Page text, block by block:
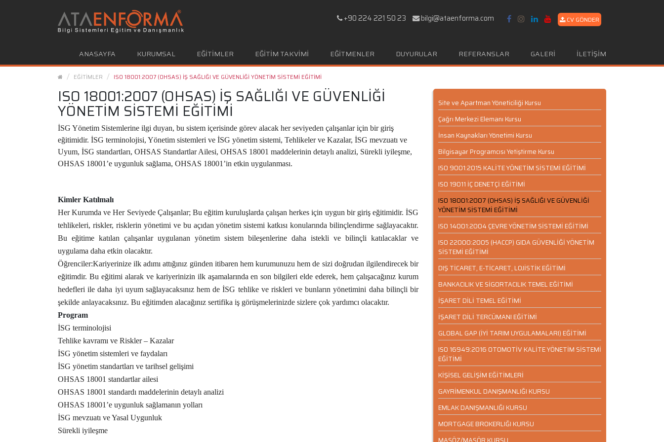
+90 224 221 50 23 bilgi@ataenforma.com CV GÖNDER
ANASAYFA KURUMSAL EĞİTİMLER EĞİTİM TAKVİMİ EĞİTMENLER DUYURULAR REFERANSLAR GALERİ İLETİŞİM
EĞİTİMLER ISO 18001:2007 (OHSAS) İŞ SAĞLIĞI VE GÜVENLİĞİ YÖNETİM SİSTEMİ EĞİTİMİ
ISO 18001:2007 (OHSAS) İŞ SAĞLIĞI VE GÜVENLİĞİ
YÖNETİM SİSTEMİ EĞİTİMİ
İSG Yönetim Sistemlerine ilgi duyan, bu sistem içerisinde görev alacak her seviyeden çalışanlar için bir giriş
eğitimidir. İSG terminolojisi, Yönetim sistemleri ve İSG yönetim sistemi, Tehlikeler ve Kazalar, İSG mevzuatı ve
Uyum, İSG standartları, OHSAS Standartlar Ailesi, OHSAS 18001 maddelerinin detaylı analizi, Sürekli iyileşme,
OHSAS 18001’e uygunluk sağlama, OHSAS 18001’in etkin uygulanması.
Kimler Katılmalı
Her Kurumda ve Her Seviyede Çalışanlar; Bu eğitim kuruluşlarda çalışan herkes için uygun bir giriş eğitimidir. İSG
tehlikeleri, riskler, risklerin yönetimi ve bu açıdan yönetim sistemi katkısı konularında bilinçlendirme sağlayacaktır.
Bu eğitime katılan çalışanlar uygulanan yönetim sistem bileşenlerine daha istekli ve bilinçli katılacaklar ve
uygulama daha etkin olacaktır.
Öğrenciler:Kariyerinize ilk adımı attığınız günden itibaren hem kurumunuzu hem de sizi doğrudan ilgilendirecek bir
eğitimdir. Bu eğitimi alarak ve kariyerinizin ilk aşamalarında en son bilgileri elde ederek, hem çalışacağınız kurum
hedefleri ile daha iyi uyum sağlayacaksınız hem de İSG tehlike ve riskleri ve bunların yönetimini daha bilinçli bir
şekilde anlayacaksınız. Bu eğitimden alacağınız sertifika iş görüşmelerinizde sizlere çok yardımcı olacaktır.
Program
İSG terminolojisi
Tehlike kavramı ve Riskler – Kazalar
İSG yönetim sistemleri ve faydaları
İSG yönetim standartları ve tarihsel gelişimi
OHSAS 18001 standartlar ailesi
OHSAS 18001 standardı maddelerinin detaylı analizi
OHSAS 18001’e uygunluk sağlamanın yolları
İSG mevzuatı ve Yasal Uygunluk
Sürekli iyileşme
Site ve Apartman Yöneticiliği Kursu
Çağrı Merkezi Elemanı Kursu
İnsan Kaynakları Yönetimi Kursu
Bilgisayar Programcısı Yetiştirme Kursu
ISO 9001:2015 KALİTE YÖNETİM SİSTEMİ EĞİTİMİ
ISO 19011 İÇ DENETÇİ EĞİTİMİ
ISO 18001:2007 (OHSAS) İŞ SAĞLIĞI VE GÜVENLİĞİ
YÖNETİM SİSTEMİ EĞİTİMİ
ISO 14001:2004 ÇEVRE YÖNETİM SİSTEMİ EĞİTİMİ
ISO 22000:2005 (HACCP) GIDA GÜVENLİĞİ YÖNETİM
SİSTEMİ EĞİTİMİ
DIŞ TİCARET, E-TİCARET, LOJİSTİK EĞİTİMİ
BANKACILIK VE SİGORTACILIK TEMEL EĞİTİMİ
İŞARET DİLİ TEMEL EĞİTİMİ
İŞARET DİLİ TERCÜMANI EĞİTİMİ
GLOBAL GAP (İYİ TARIM UYGULAMALARI) EĞİTİMİ
ISO 16949:2016 OTOMOTİV KALİTE YÖNETİM SİSTEMİ
EĞİTİMİ
KİŞİSEL GELİŞİM EĞİTİMLERİ
GAYRİMENKUL DANIŞMANLIĞI KURSU
EMLAK DANIŞMANLIĞI KURSU
MORTGAGE BROKERLIĞI KURSU